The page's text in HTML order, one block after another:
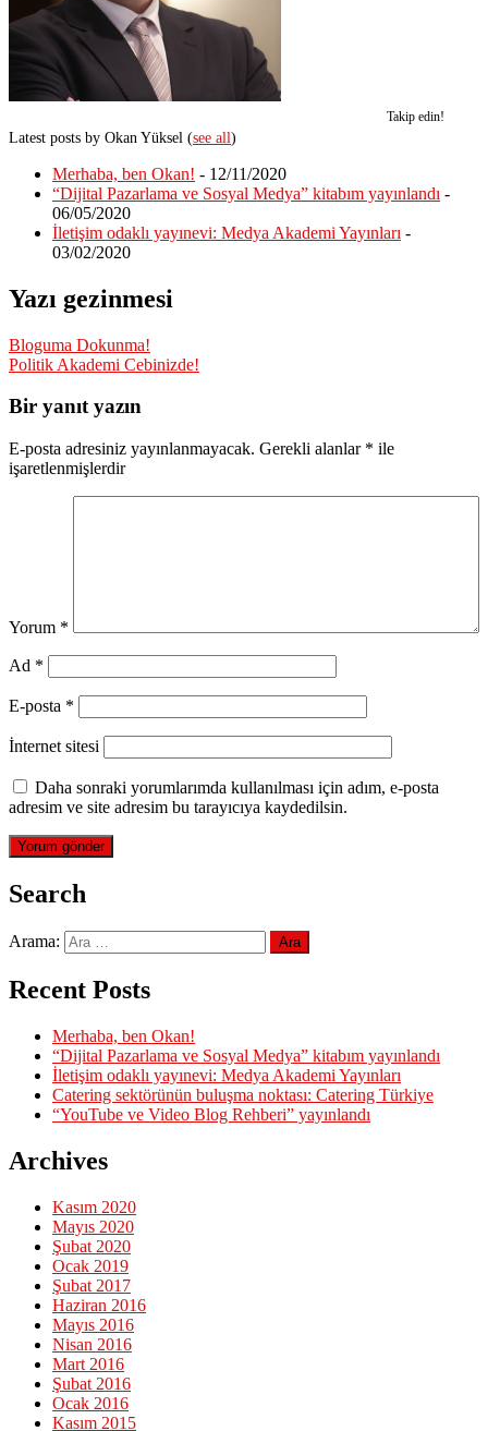
Takip edin!
Latest posts by Okan Yüksel (see all)
Merhaba, ben Okan! - 12/11/2020
“Dijital Pazarlama ve Sosyal Medya” kitabım yayınlandı -
06/05/2020
İletişim odaklı yayınevi: Medya Akademi Yayınları -
03/02/2020
Yazı gezinmesi
Bloguma Dokunma!
Politik Akademi Cebinizde!
Bir yanıt yazın
E-posta adresiniz yayınlanmayacak. Gerekli alanlar * ile
işaretlenmişlerdir
Yorum *
Ad *
E-posta *
İnternet sitesi
Daha sonraki yorumlarımda kullanılması için adım, e-posta
adresim ve site adresim bu tarayıcıya kaydedilsin.
Search
Arama:
Recent Posts
Merhaba, ben Okan!
“Dijital Pazarlama ve Sosyal Medya” kitabım yayınlandı
İletişim odaklı yayınevi: Medya Akademi Yayınları
Catering sektörünün buluşma noktası: Catering Türkiye
“YouTube ve Video Blog Rehberi” yayınlandı
Archives
Kasım 2020
Mayıs 2020
Şubat 2020
Ocak 2019
Şubat 2017
Haziran 2016
Mayıs 2016
Nisan 2016
Mart 2016
Şubat 2016
Ocak 2016
Kasım 2015